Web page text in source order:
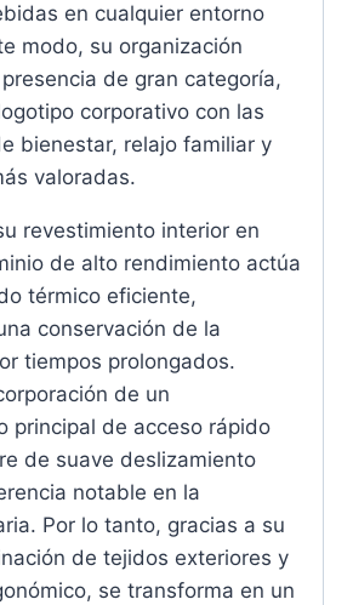
en cualquier entorno
modo, su organización
de gran categoría,
corporativo con las
bienestar, relajo familiar y
valoradas.
revestimiento interior en
de alto rendimiento actúa
térmico eficiente,
conservación de la
tiempos prolongados.
de un
principal de acceso rápido
de suave deslizamiento
notable en la
Por lo tanto, gracias a su
de tejidos exteriores y
se transforma en un